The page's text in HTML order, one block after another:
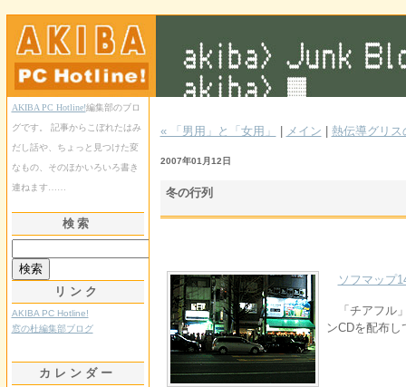
« 「男用」と「女用」 メイン 熱伝導グリス
2007年01月12日
冬の行列
ソフマップ
「チアフル
ンCDを配布
AKIBA PC Hotline!編集部のブロ
グです。 記事からこぼれたはみ
だし話や、ちょっと見つけた変
なもの、そのほかいろいろ書き
連ねます……
検索
リンク
AKIBA PC Hotline!
窓の杜編集部ブログ
カレンダー